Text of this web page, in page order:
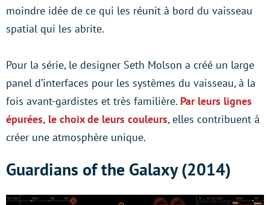
moindre idée de ce qui les réunit à bord du vaisseau
spatial qui les abrite.
Pour la série, le designer Seth Molson a créé un large
panel d’interfaces pour les systèmes du vaisseau, à la
fois avant-gardistes et très familière. Par leurs lignes
épurées, le choix de leurs couleurs, elles contribuent à
créer une atmosphère unique.
Guardians of the Galaxy (2014)